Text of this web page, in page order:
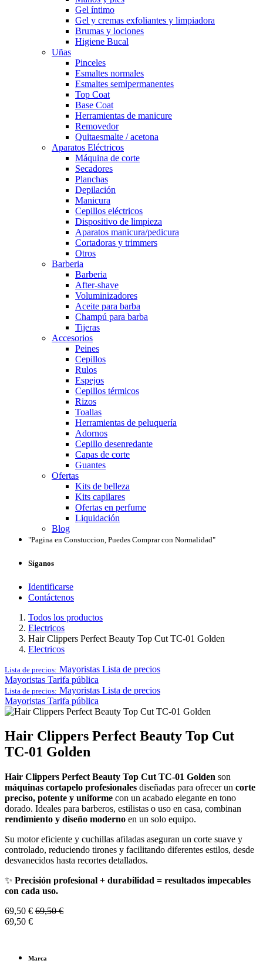
Gel íntimo
Gel y cremas exfoliantes y limpiadora
Brumas y lociones
Higiene Bucal
Uñas
Pinceles
Esmaltes normales
Esmaltes semipermanentes
Top Coat
Base Coat
Herramientas de manicure
Removedor
Quitaesmalte / acetona
Aparatos Eléctricos
Máquina de corte
Secadores
Planchas
Depilación
Manicura
Cepillos eléctricos
Dispositivo de limpieza
Aparatos manicura/pedicura
Cortadoras y trimmers
Otros
Barberia
Barberia
After-shave
Voluminizadores
Aceite para barba
Champú para barba
Tijeras
Accesorios
Peines
Cepillos
Rulos
Espejos
Cepillos térmicos
Rizos
Toallas
Herramientas de peluquería
Adornos
Cepillo desenredante
Capas de corte
Guantes
Ofertas
Kits de belleza
Kits capilares
Ofertas en perfume
Liquidación
Blog
"Pagina en Constuccion, Puedes Comprar con Normalidad"
Síganos
Identificarse
Contáctenos
Todos los productos
Electricos
Hair Clippers Perfect Beauty Top Cut TC-01 Golden
Electricos
Lista de precios: Mayoristas Lista de precios
Mayoristas Tarifa pública
Lista de precios: Mayoristas Lista de precios
Mayoristas Tarifa pública
Hair Clippers Perfect Beauty Top Cut
TC-01 Golden
Hair Clippers Perfect Beauty Top Cut TC-01 Golden son
máquinas cortapelo profesionales diseñadas para ofrecer un corte
preciso, potente y uniforme con un acabado elegante en tono
dorado. Ideales para barberos, estilistas o uso en casa, combinan
rendimiento y diseño moderno en un solo equipo.
Su motor eficiente y cuchillas afiladas aseguran un corte suave y
controlado, reduciendo tirones y facilitando diferentes estilos, desde
desvanecidos hasta recortes detallados.
✨ Precisión profesional + durabilidad = resultados impecables
con cada uso.
69,50 € 69,50€
69,50 €
Marca